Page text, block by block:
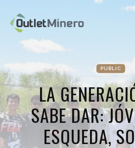
PUBLIC
LA
SABE DAR:
ESQUEDA,